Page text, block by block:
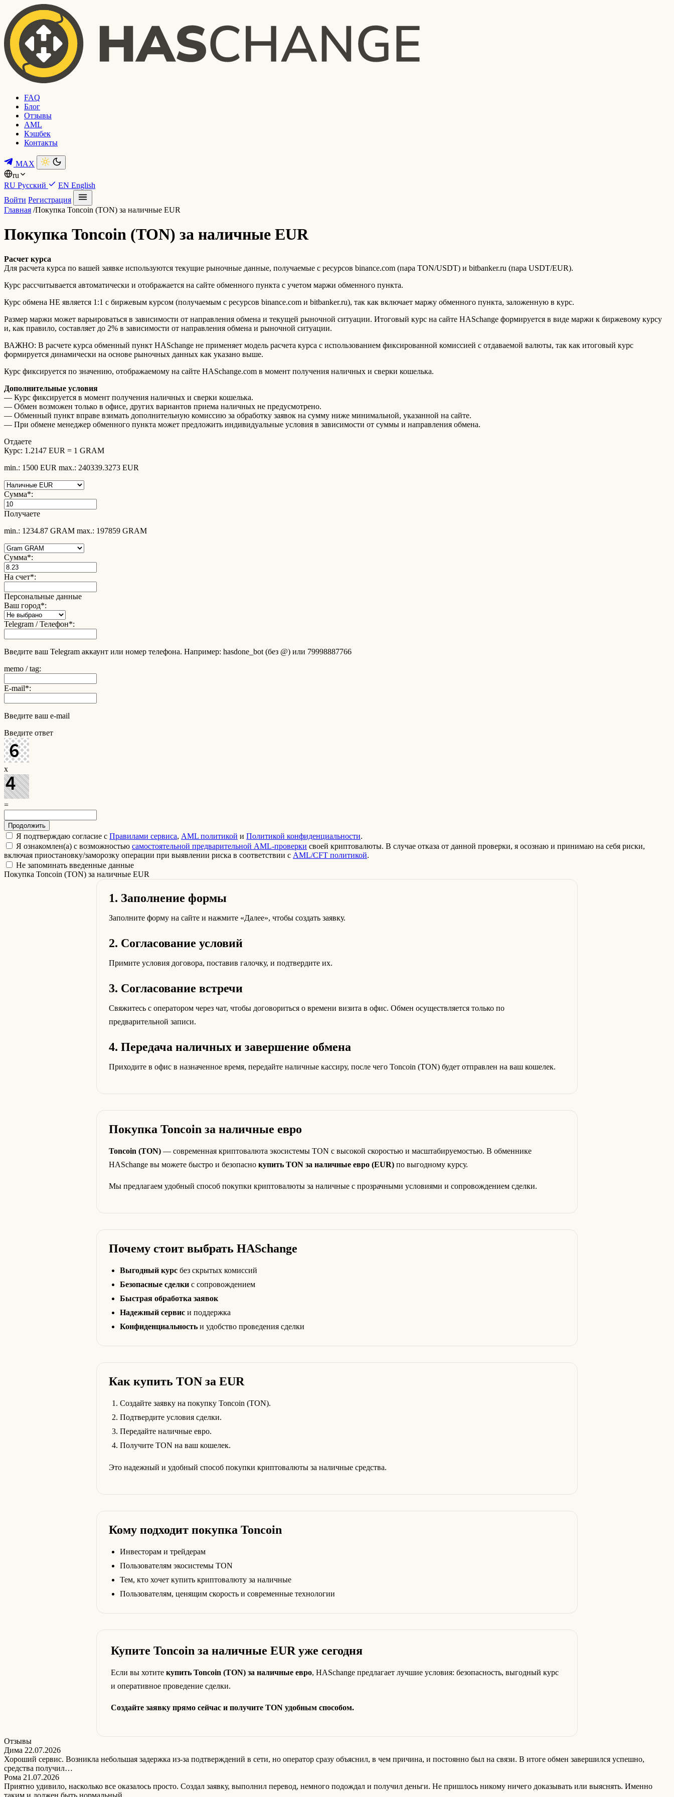
FAQ
Блог
Отзывы
AML
Кэшбек
Контакты
MAX
ru
RU Русский EN English
Войти Регистрация
Главная /Покупка Toncoin (TON) за наличные EUR
Покупка Toncoin (TON) за наличные EUR
Расчет курса
Для расчета курса по вашей заявке используются текущие рыночные данные, получаемые с ресурсов binance.com (пара TON/USDT) и bitbanker.ru (пара USDT/EUR).
Курс рассчитывается автоматически и отображается на сайте обменного пункта с учетом маржи обменного пункта.
Курс обмена НЕ является 1:1 с биржевым курсом (получаемым с ресурсов binance.com и bitbanker.ru), так как включает маржу обменного пункта, заложенную в курс.
Размер маржи может варьироваться в зависимости от направления обмена и текущей рыночной ситуации. Итоговый курс на сайте HASchange формируется в виде маржи к биржевому курсу
и, как правило, составляет до 2% в зависимости от направления обмена и рыночной ситуации.
ВАЖНО: В расчете курса обменный пункт HASchange не применяет модель расчета курса с использованием фиксированной комиссией с отдаваемой валюты, так как итоговый курс
формируется динамически на основе рыночных данных как указано выше.
Курс фиксируется по значению, отображаемому на сайте HASchange.com в момент получения наличных и сверки кошелька.
Дополнительные условия
— Курс фиксируется в момент получения наличных и сверки кошелька.
— Обмен возможен только в офисе, других вариантов приема наличных не предусмотрено.
— Обменный пункт вправе взимать дополнительную комиссию за обработку заявок на сумму ниже минимальной, указанной на сайте.
— При обмене менеджер обменного пункта может предложить индивидуальные условия в зависимости от суммы и направления обмена.
Отдаете
Курс: 1.2147 EUR = 1 GRAM
min.: 1500 EUR max.: 240339.3273 EUR
Сумма*:
Получаете
min.: 1234.87 GRAM max.: 197859 GRAM
Сумма*:
На счет*:
Персональные данные
Ваш город*:
Telegram / Телефон*:
Введите ваш Telegram аккаунт или номер телефона. Например: hasdone_bot (без @) или 79998887766
memo / tag:
E-mail*:
Введите ваш e-mail
Введите ответ
x
=
Я подтверждаю согласие с Правилами сервиса, AML политикой и Политикой конфиденциальности.
Я ознакомлен(а) с возможностью самостоятельной предварительной AML-проверки своей криптовалюты. В случае отказа от данной проверки, я осознаю и принимаю на себя риски,
включая приостановку/заморозку операции при выявлении риска в соответствии с AML/CFT политикой.
Не запоминать введенные данные
Покупка Toncoin (TON) за наличные EUR
1. Заполнение формы
Заполните форму на сайте и нажмите «Далее», чтобы создать заявку.
2. Согласование условий
Примите условия договора, поставив галочку, и подтвердите их.
3. Согласование встречи
Свяжитесь с оператором через чат, чтобы договориться о времени визита в офис. Обмен осуществляется только по
предварительной записи.
4. Передача наличных и завершение обмена
Приходите в офис в назначенное время, передайте наличные кассиру, после чего Toncoin (TON) будет отправлен на ваш кошелек.
Покупка Toncoin за наличные евро
Toncoin (TON) — современная криптовалюта экосистемы TON с высокой скоростью и масштабируемостью. В обменнике
HASchange вы можете быстро и безопасно купить TON за наличные евро (EUR) по выгодному курсу.
Мы предлагаем удобный способ покупки криптовалюты за наличные с прозрачными условиями и сопровождением сделки.
Почему стоит выбрать HASchange
Выгодный курс без скрытых комиссий
Безопасные сделки с сопровождением
Быстрая обработка заявок
Надежный сервис и поддержка
Конфиденциальность и удобство проведения сделки
Как купить TON за EUR
Создайте заявку на покупку Toncoin (TON).
Подтвердите условия сделки.
Передайте наличные евро.
Получите TON на ваш кошелек.
Это надежный и удобный способ покупки криптовалюты за наличные средства.
Кому подходит покупка Toncoin
Инвесторам и трейдерам
Пользователям экосистемы TON
Тем, кто хочет купить криптовалюту за наличные
Пользователям, ценящим скорость и современные технологии
Купите Toncoin за наличные EUR уже сегодня
Если вы хотите купить Toncoin (TON) за наличные евро, HASchange предлагает лучшие условия: безопасность, выгодный курс
и оперативное проведение сделки.
Создайте заявку прямо сейчас и получите TON удобным способом.
Отзывы
Дима 22.07.2026
Хороший сервис. Возникла небольшая задержка из-за подтверждений в сети, но оператор сразу объяснил, в чем причина, и постоянно был на связи. В итоге обмен завершился успешно,
средства получил…
Рома 21.07.2026
Приятно удивило, насколько все оказалось просто. Создал заявку, выполнил перевод, немного подождал и получил деньги. Не пришлось никому ничего доказывать или выяснять. Именно
таким и должен быть нормальный…